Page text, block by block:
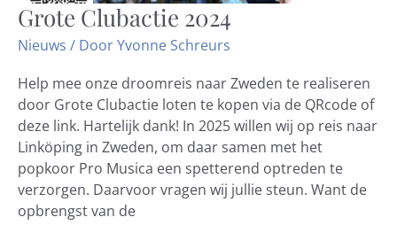
Grote Clubactie 2024
Nieuws / DoorYvonne Schreurs
Help mee onze droomreis naar Zweden te realiseren
door Grote Clubactie loten te kopen via de QRcode of
deze link. Hartelijk dank! In 2025 willen wij op reis naar
Linköping in Zweden, om daar samen met het
popkoor Pro Musica een spetterend optreden te
verzorgen. Daarvoor vragen wij jullie steun. Want de
opbrengst van de
Grote
Clubactie
2024